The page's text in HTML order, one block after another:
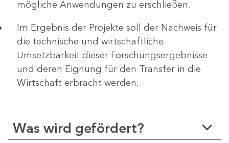
mögliche Anwendungen zu erschließen.
Im Ergebnis der Projekte soll der Nachweis für
die technische und wirtschaftliche
Umsetzbarkeit dieser Forschungsergebnisse
und deren Eignung für den Transfer in die
Wirtschaft erbracht werden.
Was wird gefördert?